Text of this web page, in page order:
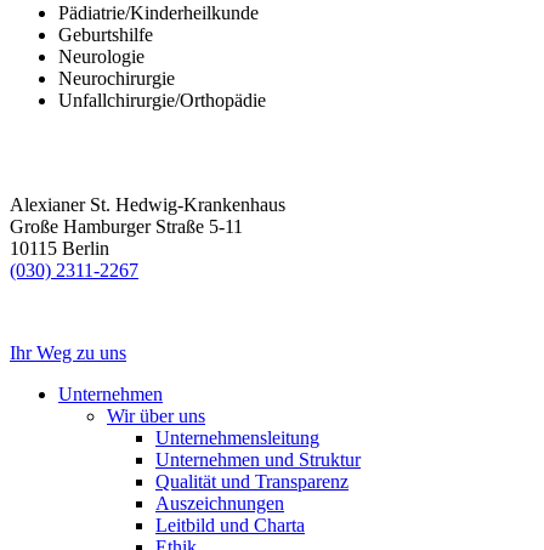
Pädiatrie/Kinderheilkunde
Geburtshilfe
Neurologie
Neurochirurgie
Unfallchirurgie/Orthopädie
Alexianer St. Hedwig-Krankenhaus
Große Hamburger Straße 5-11
10115 Berlin
(030) 2311-2267
Ihr Weg zu uns
Unternehmen
Wir über uns
Unternehmensleitung
Unternehmen und Struktur
Qualität und Transparenz
Auszeichnungen
Leitbild und Charta